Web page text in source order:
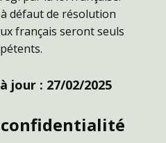
défaut de résolution
français seront seuls
jour : 27/02/2025